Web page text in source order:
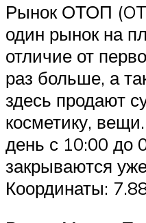
Рынок ОТОП
один рынок на
отличие от
раз больше, а
здесь продают
косметику,
день с 10:00 до
закрываются
Координаты: